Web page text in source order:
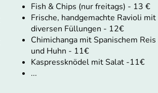
Fish & Chips (nur freitags) - 13 €
Frische, handgemachte Ravioli mit
diversen Füllungen - 12€
Chimichanga mit Spanischem Reis
und Huhn - 11€
Kaspressknödel mit Salat -11€
...